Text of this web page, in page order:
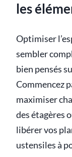
les
Optimiser
sembler
bien pensés
Commencez
maximiser
des étagères
libérer vos
ustensiles à